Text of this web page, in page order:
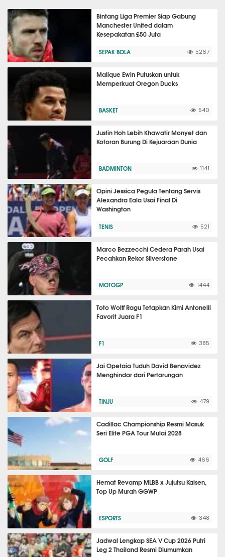
Bintang Liga Premier Siap Gabung
Manchester United dalam
Kesepakatan £50 Juta
SEPAK BOLA 5267
Malique Ewin Putuskan untuk
Memperkuat Oregon Ducks
BASKET 540
Justin Hoh Lebih Khawatir Monyet dan
Kotoran Burung Di Kejuaraan Dunia
BADMINTON 1141
Opini Jessica Pegula Tentang Servis
Alexandra Eala Usai Final Di
Washington
TENIS 521
Marco Bezzecchi Cedera Parah Usai
Pecahkan Rekor Silverstone
MOTOGP 1444
Toto Wolff Ragu Tetapkan Kimi Antonelli
Favorit Juara F1
F1 385
Jai Opetaia Tuduh David Benavidez
Menghindar dari Pertarungan
TINJU 479
Cadillac Championship Resmi Masuk
Seri Elite PGA Tour Mulai 2028
GOLF 466
Hemat Revamp MLBB x Jujutsu Kaisen,
Top Up Murah GGWP
ESPORTS 348
Jadwal Lengkap SEA V Cup 2026 Putri
Leg 2 Thailand Resmi Diumumkan